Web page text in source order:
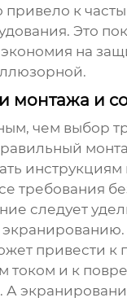
привело к
Это
на
монтажа и
чем выбор
требования
следует
привести к
током и к
А